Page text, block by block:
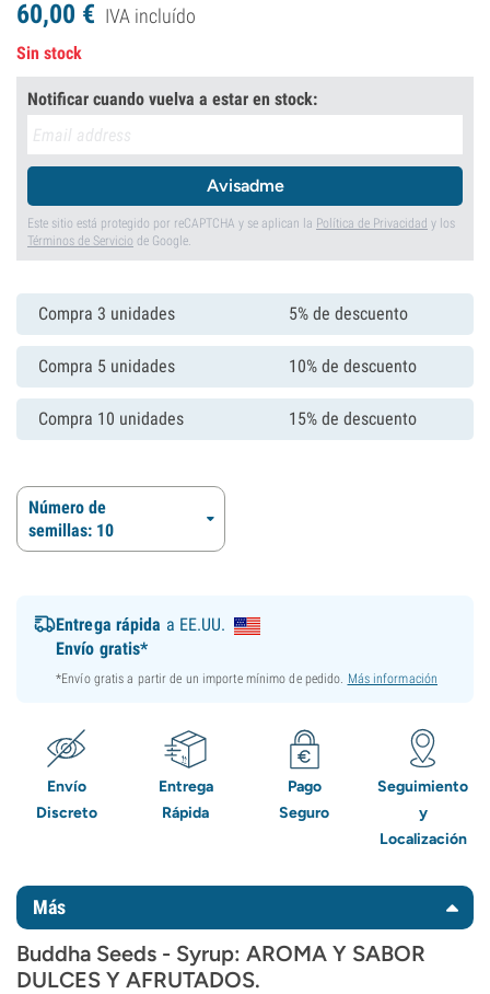
60,00 € IVA incluído
Sin stock
Notificar cuando vuelva a estar en stock:
Avisadme
Este sitio está protegido por reCAPTCHA y se aplican la Política de Privacidad y los
Términos de Servicio de Google.
Compra 3 unidades 5% de descuento
Compra 5 unidades 10% de descuento
Compra 10 unidades 15% de descuento
Número de
semillas: 10
Entrega rápida a EE.UU.
Envío gratis*
*Envío gratis a partir de un importe mínimo de pedido. Más información
Envío
Discreto
Entrega
Rápida
Pago
Seguro
Seguimiento
y
Localización
Más
Buddha Seeds - Syrup: AROMA Y SABOR
DULCES Y AFRUTADOS.